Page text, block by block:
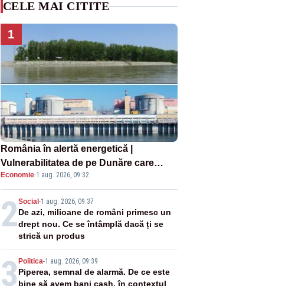
CELE MAI CITITE
1
România în alertă energetică |
Vulnerabilitatea de pe Dunăre care
pune în pericol Centrala Cernavodă era
cunoscută de pe vremea lui Ceaușescu
Economie·1 aug. 2026, 09:32
2Social -1 aug. 2026, 09:37
De azi, milioane de români primesc un
drept nou. Ce se întâmplă dacă ți se
strică un produs
3 Politica-1 aug. 2026, 09:39
Piperea, semnal de alarmă. De ce este
bine să avem bani cash, în contextul